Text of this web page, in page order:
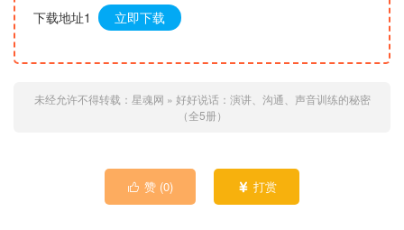
下载地址1 立即下载
未经允许不得转载： 星魂网 » 好好说话：演讲、沟通、声音训练的秘密
（全5册）
 赞 (0)  打赏